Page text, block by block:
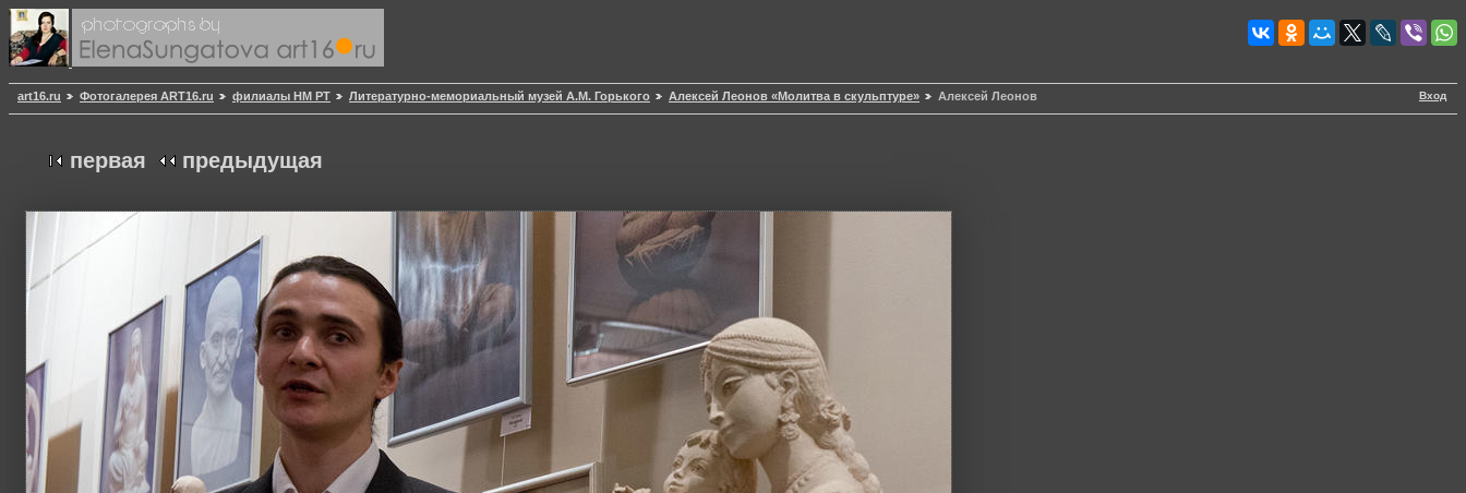
Вход
art16.ru Фотогалерея ART16.ru филиалы НМ РТ Литературно-мемориальный музей А.М. Горького Алексей Леонов «Молитва в скульптуре» Алексей Леонов
первая предыдущая